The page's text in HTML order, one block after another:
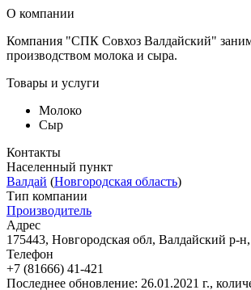
О компании
Компания "СПК Совхоз Валдайский"
производством молока и сыра.
Товары и услуги
Молоко
Сыр
Контакты
Населенный пункт
Валдай (Новгородская область)
Тип компании
Производитель
Адрес
175443, Новгородская обл, Валдайский р-
Телефон
+7 (81666) 41-421
Последнее обновление: 26.01.2021 г.,